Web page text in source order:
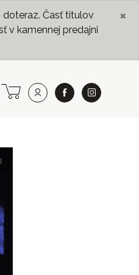
Časť titulov
v kamennej predajni
×